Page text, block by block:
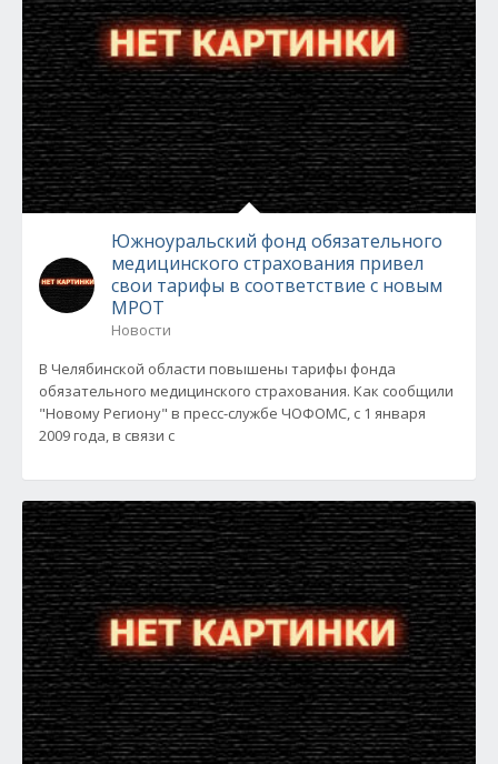
Южноуральский фонд обязательного
медицинского страхования привел
свои тарифы в соответствие с новым
МРОТ
Новости
В Челябинской области повышены тарифы фонда
обязательного медицинского страхования. Как сообщили
"Новому Региону" в пресс-службе ЧОФОМС, с 1 января
2009 года, в связи с